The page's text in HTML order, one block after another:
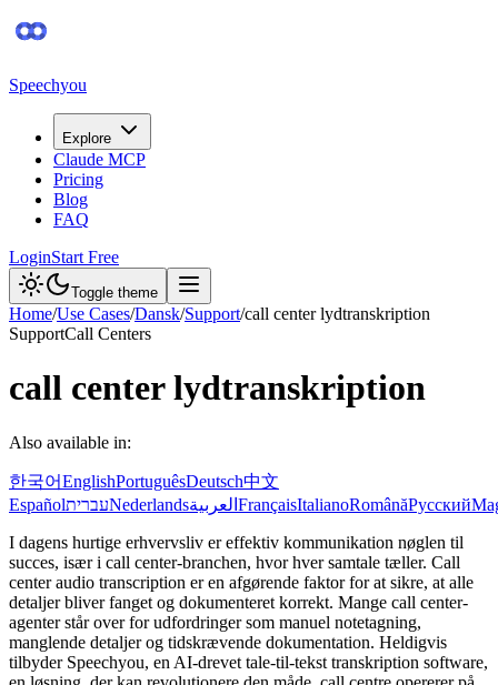
Speechyou
Explore
Claude MCP
Pricing
Blog
FAQ
LoginStart Free
Toggle theme
Home/Use Cases/Dansk/Support/call center lydtranskription
SupportCall Centers
call center lydtranskription
Also available in:
한국어EnglishPortuguêsDeutsch中文
EspañolעבריתNederlandsالعربية FrançaisItalianoRomânăРусский
I dagens hurtige erhvervsliv er effektiv kommunikation nøglen til
succes, især i call center-branchen, hvor hver samtale tæller. Call
center audio transcription er en afgørende faktor for at sikre, at alle
detaljer bliver fanget og dokumenteret korrekt. Mange call center-
agenter står over for udfordringer som manuel notetagning,
manglende detaljer og tidskrævende dokumentation. Heldigvis
tilbyder Speechyou, en AI-drevet tale-til-tekst transkription software,